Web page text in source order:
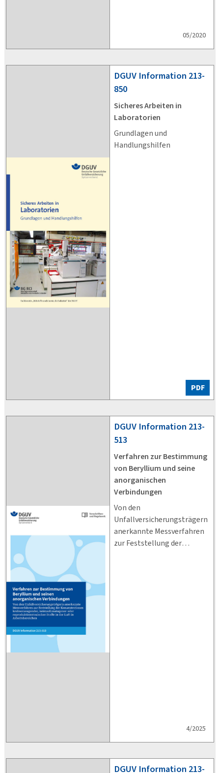
05/2020
DGUV Information 213-
850
Sicheres Arbeiten in
Laboratorien
Grundlagen und
Handlungshilfen
PDF
DGUV Information 213-
513
Verfahren zur Bestimmung
von Beryllium und seine
anorganischen
Verbindungen
Von den
Unfallversicherungsträgern
anerkannte Messverfahren
zur Feststellung der
4/2025
DGUV Information 213-